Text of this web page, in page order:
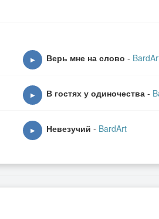
▶ Верь мне на слово -
▶ В гостях у одиночества -
▶ Невезучий - BardArt